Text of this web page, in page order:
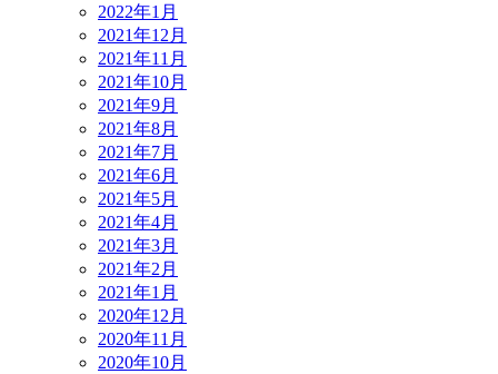
2022年1月
2021年12月
2021年11月
2021年10月
2021年9月
2021年8月
2021年7月
2021年6月
2021年5月
2021年4月
2021年3月
2021年2月
2021年1月
2020年12月
2020年11月
2020年10月